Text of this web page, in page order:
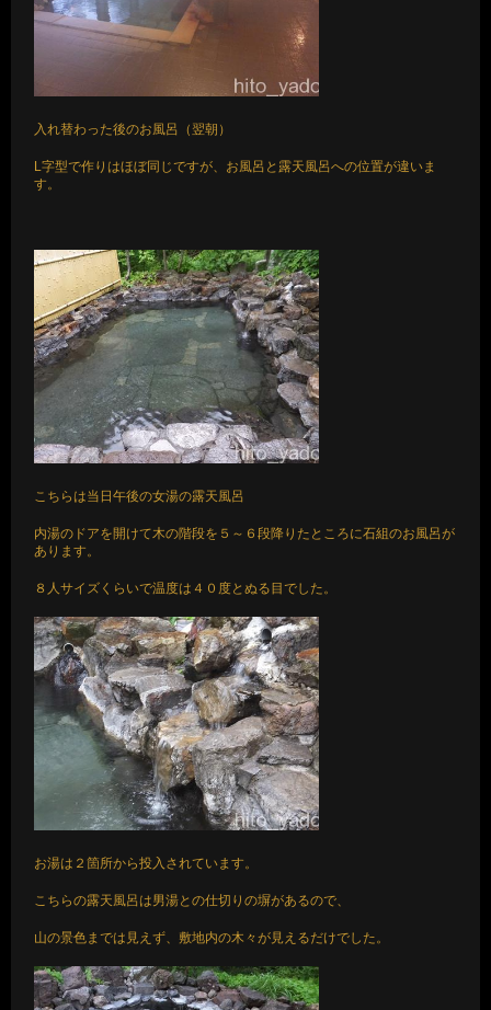
入れ替わった後のお風呂（翌朝）
L字型で作りはほぼ同じですが、お風呂と露天風呂への位置が違いま
す。
こちらは当日午後の女湯の露天風呂
内湯のドアを開けて木の階段を５～６段降りたところに石組のお風呂が
あります。
８人サイズくらいで温度は４０度とぬる目でした。
お湯は２箇所から投入されています。
こちらの露天風呂は男湯との仕切りの塀があるので、
山の景色までは見えず、敷地内の木々が見えるだけでした。